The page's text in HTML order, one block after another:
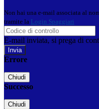
Non hai una e-mail associata al
tramite la Login Spaggiari
E-mail inviata, si prega di
Errore
Chiudi
Successo
Chiudi